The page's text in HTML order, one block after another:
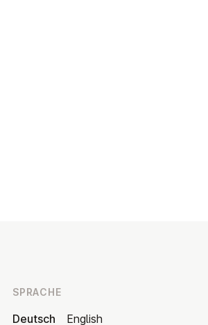
SPRACHE
Deutsch English